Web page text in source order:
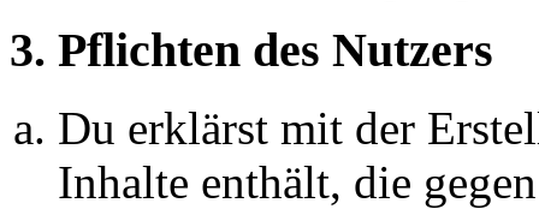
3. Pflichten des Nutzers
Du erklärst mit der
Inhalte enthält, die